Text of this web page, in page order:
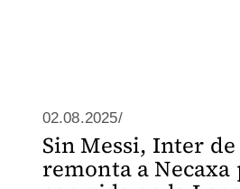
02.08.2025/
Sin Messi, Inter
remonta a